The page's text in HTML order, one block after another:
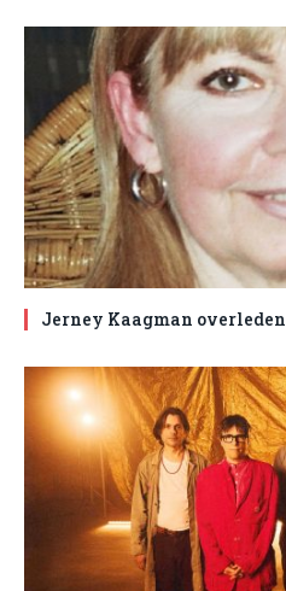
Jerney Kaagman overleden